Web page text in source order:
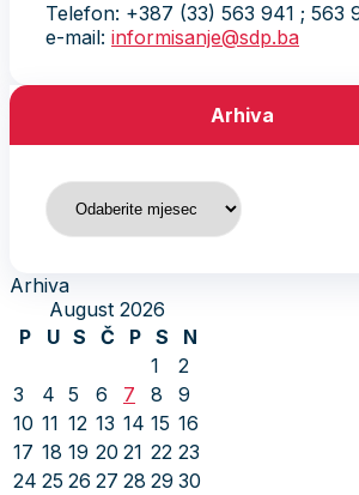
Telefon: +387 (33) 563 941 ; 563
e-mail: informisanje@sdp.ba
Arhiva
Arhiva
Arhiva
August 2026
P
U S Č P S
N
1
2
3
4 5 6 7 8
9
10 11 12 13 14 15 16
17 18 19 20 21 22 23
24 25 26 27 28 29 30